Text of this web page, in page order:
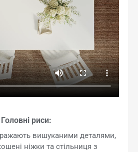
Головні риси:
вишуканими деталями,
ніжки та стільниця з